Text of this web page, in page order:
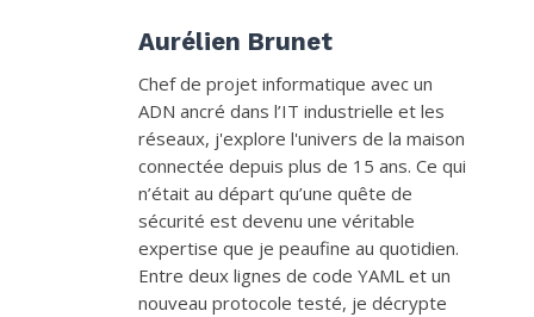
Aurélien Brunet
Chef de projet informatique avec un
ADN ancré dans l’IT industrielle et les
réseaux, j'explore l'univers de la maison
connectée depuis plus de 15 ans. Ce qui
n’était au départ qu’une quête de
sécurité est devenu une véritable
expertise que je peaufine au quotidien.
Entre deux lignes de code YAML et un
nouveau protocole testé, je décrypte